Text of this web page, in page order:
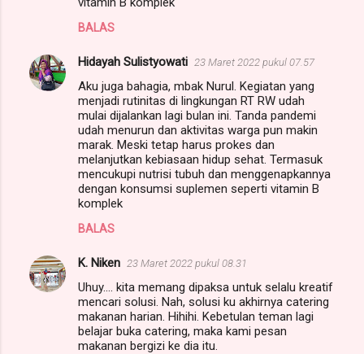
BALAS
Hidayah Sulistyowati 23 Maret 2022 pukul 07.57
Aku juga bahagia, mbak Nurul. Kegiatan yang
menjadi rutinitas di lingkungan RT RW udah
mulai dijalankan lagi bulan ini. Tanda pandemi
udah menurun dan aktivitas warga pun makin
marak. Meski tetap harus prokes dan
melanjutkan kebiasaan hidup sehat. Termasuk
mencukupi nutrisi tubuh dan menggenapkannya
dengan konsumsi suplemen seperti vitamin B
komplek
BALAS
K. Niken 23 Maret 2022 pukul 08.31
Uhuy.... kita memang dipaksa untuk selalu kreatif
mencari solusi. Nah, solusi ku akhirnya catering
makanan harian. Hihihi. Kebetulan teman lagi
belajar buka catering, maka kami pesan
makanan bergizi ke dia itu.